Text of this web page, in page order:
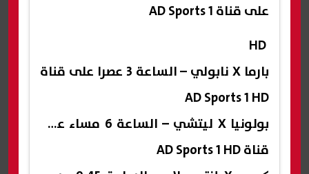
على قناة AD Sports 1
بارما X نابولي – الساعة 3 عصرا على قناة
AD Sports 1 HD
بولونيا X ليتشي – الساعة 6 مساء على
قناة AD Sports 1 HD